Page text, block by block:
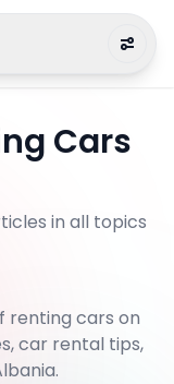
Cars
in all topics
renting cars on
car rental tips,